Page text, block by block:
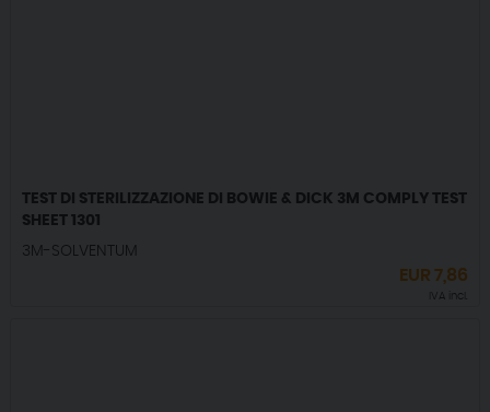
TEST DI STERILIZZAZIONE DI BOWIE & DICK 3M COMPLY TEST
SHEET 1301
3M-SOLVENTUM
EUR7,86
IVA incl.